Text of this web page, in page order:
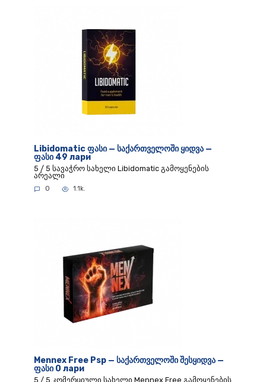
Libidomatic ფასი — საქართველოში ყიდვა —
ფასი 49 лари
5 / 5 სავაჭრო სახელი Libidomatic გამოყენების
არეალი
0 1.1k.
Mennex Free Psp — საქართველოში შესყიდვა —
ფასი 0 лари
5 / 5 კომერციული სახელი Mennex Free გამოყენების